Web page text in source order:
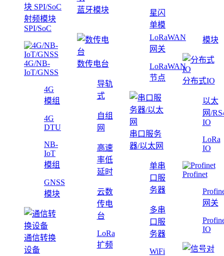
射频模块
SPI/SoC
蓝牙模块
星闪
单模
4G/NB-
IoT/GNSS
4G
模组
4G
DTU
NB-
IoT
模组
GNSS
模块
通信转换
设备
数传电台
导轨
式
自组
网
高速
率低
延时
云数
传电
台
LoRa
扩频
LoRaWAN
网关
LoRaWAN
节点
串口服务
器/以太网
单串
口服
务器
多串
口服
务器
WiFi
模块
分布式IO
以太
网/
IO
LoRa
IO
Profinet
网关
IO